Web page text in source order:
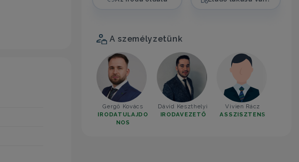
A személyzetünk
Gergő Kovács
IRODATULAJDO
NOS
Dávid Keszthelyi
IRODAVEZETŐ
Vivien Rácz
ASSZISZTENS